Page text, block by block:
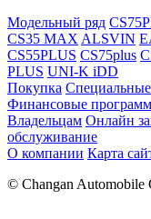
Модельный ряд
CS35 MAX ALSVIN
CS55PLUS CS75plus
PLUS UNI-K iDD
Покупка
Финансовые
Владельцам Онлайн
обслуживание
О компании Карта
© Changan Automobile